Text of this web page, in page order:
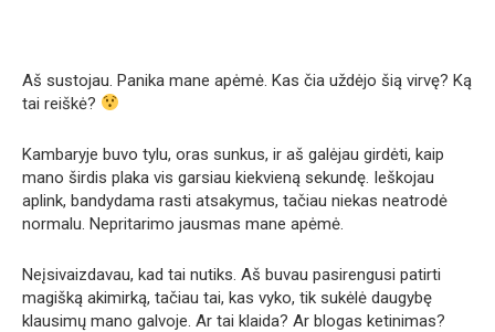
Aš sustojau. Panika mane apėmė. Kas čia uždėjo šią virvę? Ką
tai reiškė?
Kambaryje buvo tylu, oras sunkus, ir aš galėjau girdėti, kaip
mano širdis plaka vis garsiau kiekvieną sekundę. Ieškojau
aplink, bandydama rasti atsakymus, tačiau niekas neatrodė
normalu. Nepritarimo jausmas mane apėmė.
Neįsivaizdavau, kad tai nutiks. Aš buvau pasirengusi patirti
magišką akimirką, tačiau tai, kas vyko, tik sukėlė daugybę
klausimų mano galvoje. Ar tai klaida? Ar blogas ketinimas?